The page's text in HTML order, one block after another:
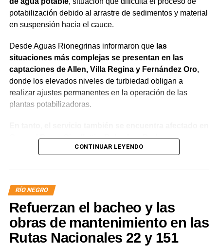
potabilización debido al arrastre de sedimentos y material
en suspensión hacia el cauce.
Desde Aguas Rionegrinas informaron que las
situaciones más complejas se presentan en las
captaciones de Allen, Villa Regina y Fernández Oro,
donde los elevados niveles de turbiedad obligan a
realizar ajustes permanentes en la operación de las
plantas potabilizadoras.
General Roca, Cipolletti y Balsa Las Perlas,
localidades donde podrían registrarse bajas de
trabaja para sostener la producción de agua potable.
Por otra parte, en Gral. E. Godoy se registran valores de
turbiedad cercanos a 80 NTU, mientras que en
Chichinales rondan los 10 NTU. En ambos casos, las
plantas continúan funcionando con monitoreo
permanente.
CONTINUAR LEYENDO
RÍO NEGRO
Refuerzan el bacheo y las
obras de mantenimiento en las
Rutas Nacionales 22 y 151